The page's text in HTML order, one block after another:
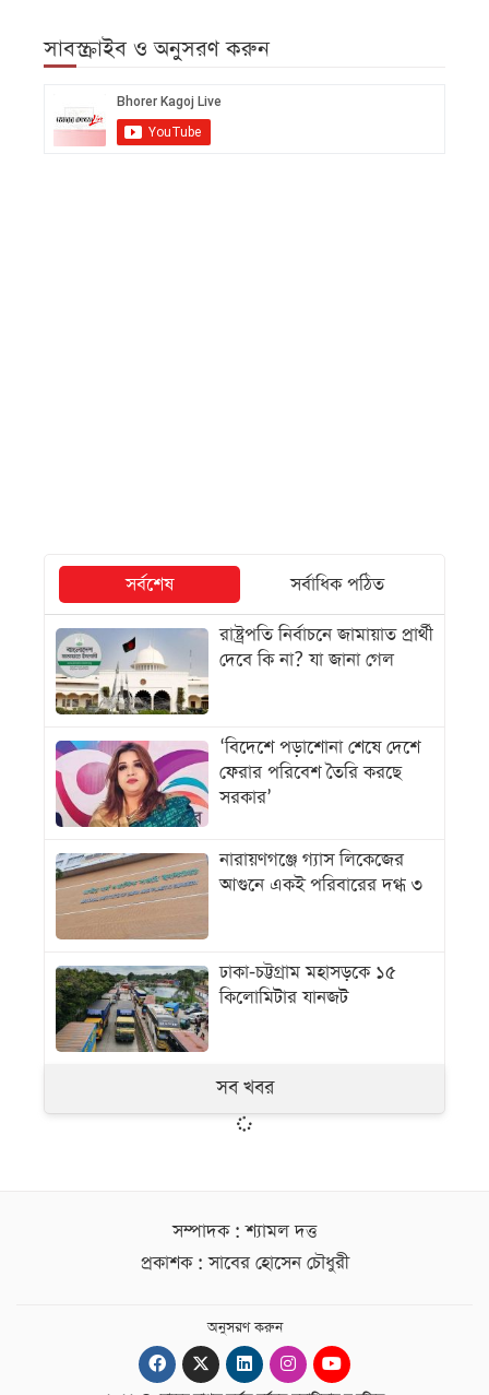
সাবস্ক্রাইব ও অনুসরণ করুন
সর্বশেষ
সর্বাধিক পঠিত
রাষ্ট্রপতি নির্বাচনে জামায়াত প্রার্থী
দেবে কি না? যা জানা গেল
‘বিদেশে পড়াশোনা শেষে দেশে
ফেরার পরিবেশ তৈরি করছে
সরকার’
নারায়ণগঞ্জে গ্যাস লিকেজের
আগুনে একই পরিবারের দগ্ধ ৩
ঢাকা-চট্টগ্রাম মহাসড়কে ১৫
কিলোমিটার যানজট
সব খবর
সম্পাদক : শ্যামল দত্ত
প্রকাশক : সাবের হোসেন চৌধুরী
অনুসরণ করুন